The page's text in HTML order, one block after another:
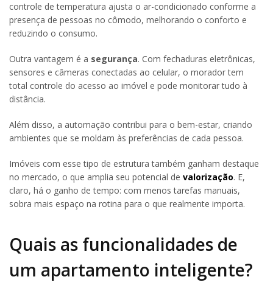
controle de temperatura ajusta o ar-condicionado conforme a
presença de pessoas no cômodo, melhorando o conforto e
reduzindo o consumo.
Outra vantagem é a segurança. Com fechaduras eletrônicas,
sensores e câmeras conectadas ao celular, o morador tem
total controle do acesso ao imóvel e pode monitorar tudo à
distância.
Além disso, a automação contribui para o bem-estar, criando
ambientes que se moldam às preferências de cada pessoa.
Imóveis com esse tipo de estrutura também ganham destaque
no mercado, o que amplia seu potencial de valorização. E,
claro, há o ganho de tempo: com menos tarefas manuais,
sobra mais espaço na rotina para o que realmente importa.
Quais as funcionalidades de
um apartamento inteligente?